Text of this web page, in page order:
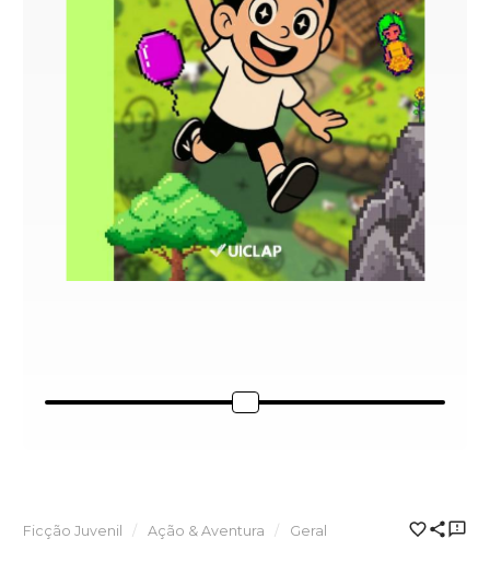
Ficção Juvenil Ação & Aventura Geral